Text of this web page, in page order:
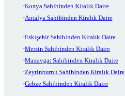
Konya Sahibinden Kiralık Daire
Antalya Sahibinden Kiralık Daire
Eskişehir Sahibinden Kiralık Daire
Mersin Sahibinden Kiralık Daire
Manavgat Sahibinden Kiralık Daire
Zeytinburnu Sahibinden Kiralık Daire
Gebze Sahibinden Kiralık Daire